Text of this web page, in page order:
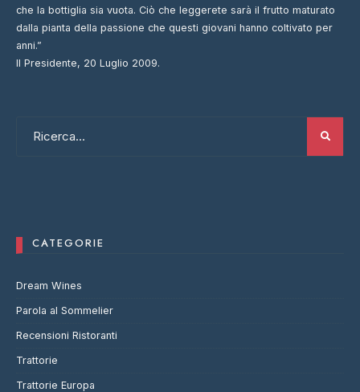
che la bottiglia sia vuota. Ciò che leggerete sarà il frutto maturato
dalla pianta della passione che questi giovani hanno coltivato per
anni.”
Il Presidente, 20 Luglio 2009.
CATEGORIE
Dream Wines
Parola al Sommelier
Recensioni Ristoranti
Trattorie
Trattorie Europa